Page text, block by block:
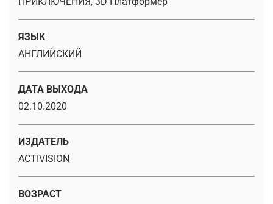
ЯЗЫК
АНГЛИЙСКИЙ
ДАТА ВЫХОДА
02.10.2020
ИЗДАТЕЛЬ
ACTIVISION
ВОЗРАСТ